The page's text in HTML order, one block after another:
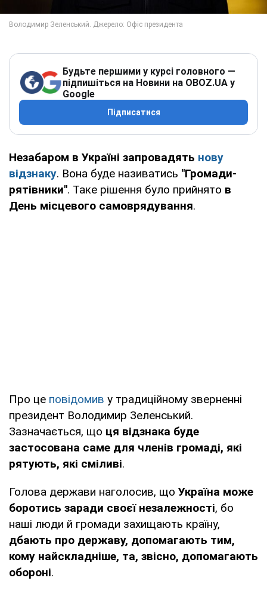
Будьте першими у курсі головного —
підпишіться на Новини на OBOZ.UA у
Google
Підписатися
Незабаром в Україні запровадять нову
відзнаку. Вона буде називатись "Громади-
рятівники". Таке рішення було прийнято в
День місцевого самоврядування.
Про це повідомив у традиційному зверненні
президент Володимир Зеленський.
Зазначається, що ця відзнака буде
застосована саме для членів громаді, які
рятують, які сміливі.
Голова держави наголосив, що Україна може
боротись заради своєї незалежності, бо
наші люди й громади захищають країну,
дбають про державу, допомагають тим,
кому найскладніше, та, звісно, допомагають
обороні.